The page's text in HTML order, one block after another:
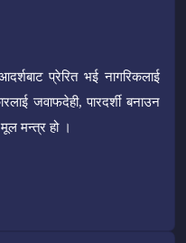
प्रेरित भई नागरिकलाई
जवाफदेही, पारदर्शी बनाउन
मूल मन्त्र हो ।